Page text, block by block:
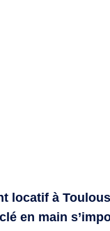
locatif à
en main